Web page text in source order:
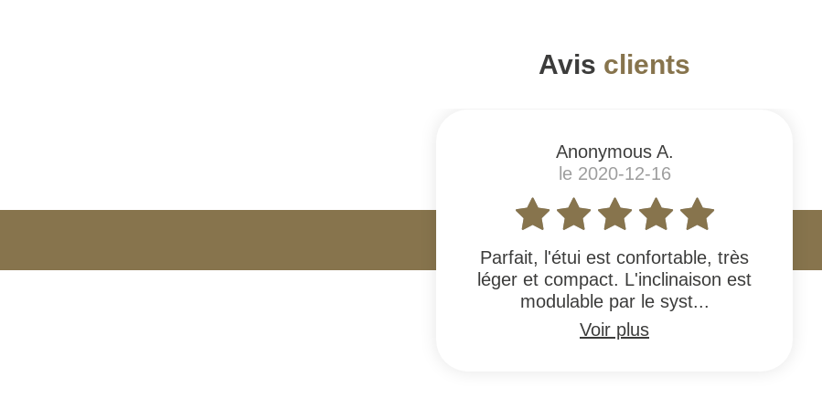
Avis clients
Anonymous A.
le 2020-12-16
Parfait, l'étui est confortable, très
léger et compact. L'inclinaison est
modulable par le syst...
Voir plus